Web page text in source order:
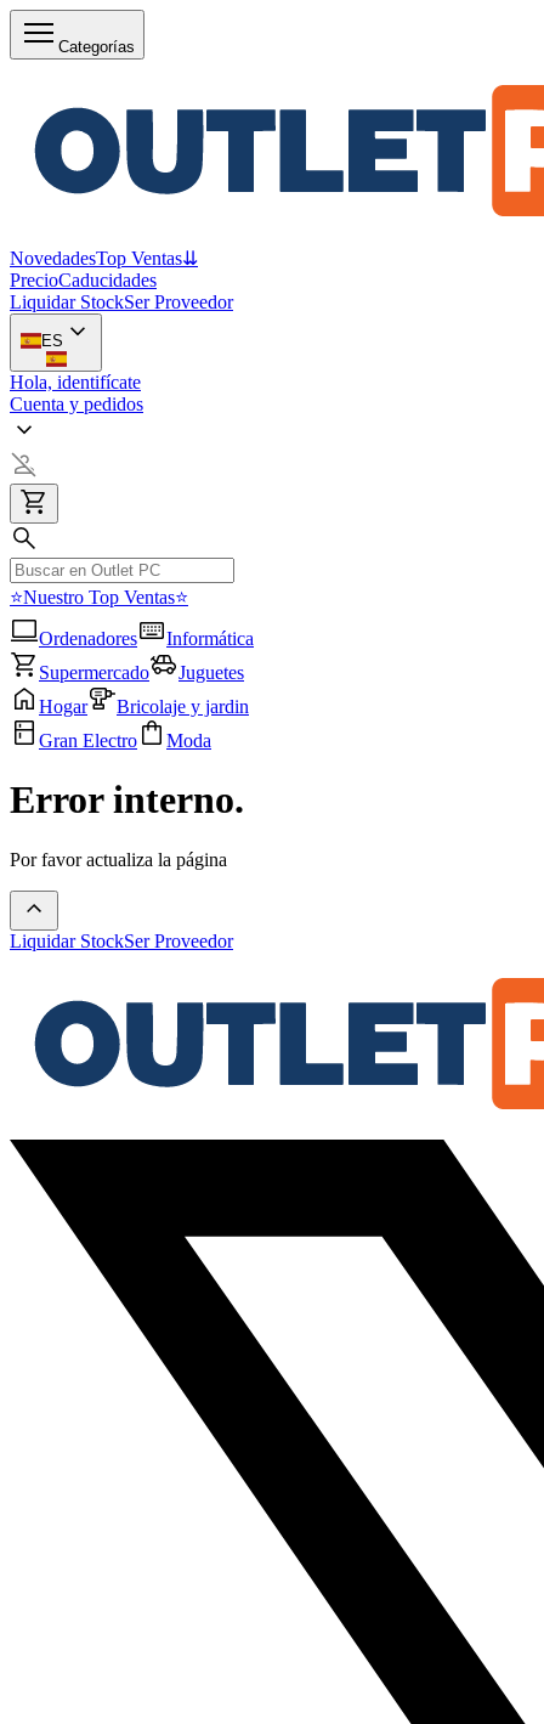
Categorías
NovedadesTop Ventas⇊
PrecioCaducidades
Liquidar StockSer Proveedor
ES
Hola, identifícate
Cuenta y pedidos
⭐Nuestro Top Ventas⭐
Ordenadores
Informática
Supermercado
Juguetes
Hogar
Bricolaje y jardin
Gran Electro
Moda
Error interno.
Por favor actualiza la página
Liquidar StockSer Proveedor